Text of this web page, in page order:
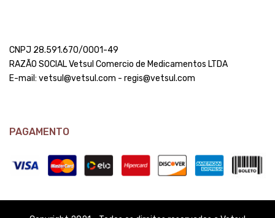
CNPJ 28.591.670/0001-49
RAZÃO SOCIAL Vetsul Comercio de Medicamentos LTDA
E-mail: vetsul@vetsul.com - regis@vetsul.com
PAGAMENTO